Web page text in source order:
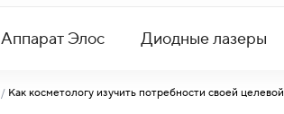
Аппарат Элос Диодные лазеры
/ Как косметологу изучить потребности своей